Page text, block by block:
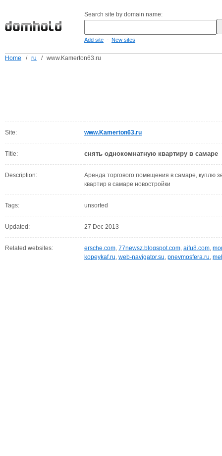
Search site by domain name:
Add site - New sites
Home / ru / www.Kamerton63.ru
Site: www.Kamerton63.ru
Title: снять однокомнатную квартиру в самаре
Description:
Аренда торгового помещения в самаре, куплю
квартир в самаре новостройки
Tags: unsorted
Updated: 27 Dec 2013
Related websites: ersche.com, 77newsz.blogspot.com, aifu8.com,
kopeykaf.ru, web-navigator.su, pnevmosfera.ru,